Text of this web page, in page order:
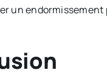
un endormissement